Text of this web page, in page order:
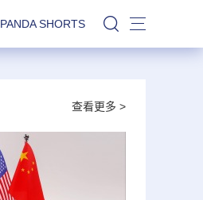
PANDA SHORTS 站内搜索
查看更多 >